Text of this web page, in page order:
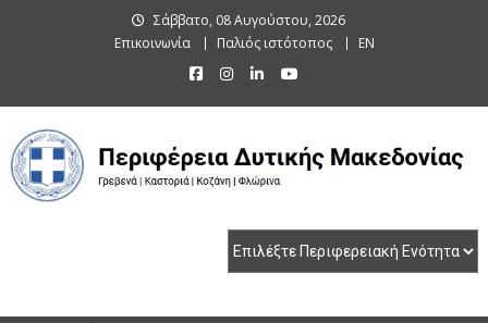
Σάββατο, 08 Αυγούστου, 2026
Επικοινωνία
Παλιός ιστότοπος EN